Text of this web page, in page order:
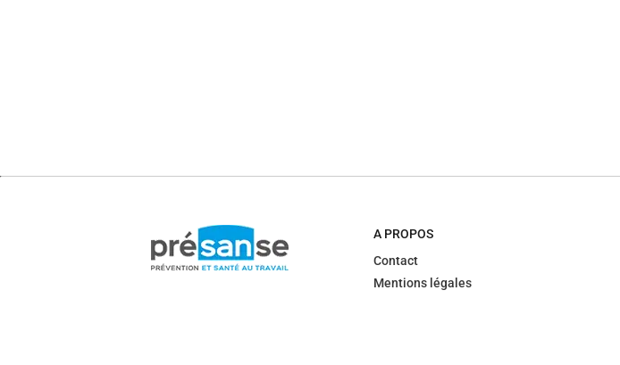
A PROPOS
Contact
Mentions légales